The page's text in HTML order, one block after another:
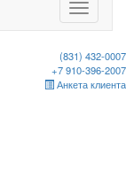
Toggle
(831) 432-0007
+7 910-396-2007
Анкета клиента